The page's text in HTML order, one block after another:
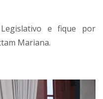
e fique por
Mariana.